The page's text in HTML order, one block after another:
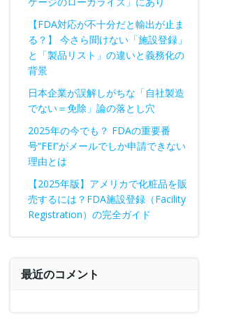
【FDA対応が不十分だと輸出が止ま
る？】 今さら聞けない「施設登録」
と「製品リスト」の違いと義務化の
背景
日本企業が誤解しがちな「自社製造
でない＝免除」論の落とし穴
2025年の今でも？ FDAの重要番
号“FEI”がメールでしか申請できない
理由とは
【2025年版】アメリカで化粧品を販
売するには？FDA施設登録（Facility
Registration）の完全ガイド
最近のコメント